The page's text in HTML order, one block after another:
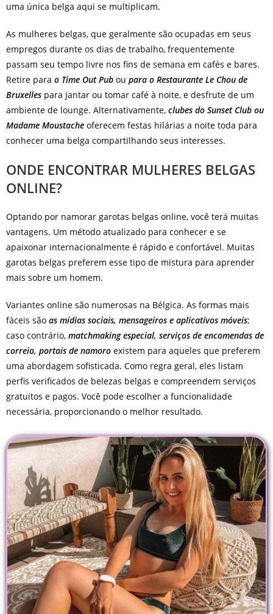
uma única belga aqui se multiplicam.
As mulheres belgas, que geralmente são ocupadas em seus
empregos durante os dias de trabalho, frequentemente
passam seu tempo livre nos fins de semana em cafés e bares.
Retire para o Time Out Pubou para o Restaurante Le Chou de
Bruxellespara jantar ou tomar café à noite, e desfrute de um
ambiente de lounge. Alternativamente, clubes do Sunset Club ou
Madame Moustacheoferecem festas hilárias a noite toda para
conhecer uma belga compartilhando seus interesses.
ONDE ENCONTRAR MULHERES BELGAS
ONLINE?
Optando por namorar garotas belgas online, você terá muitas
vantagens. Um método atualizado para conhecer e se
apaixonar internacionalmente é rápido e confortável. Muitas
garotas belgas preferem esse tipo de mistura para aprender
mais sobre um homem.
Variantes online são numerosas na Bélgica. As formas mais
fáceis são as mídias sociais, mensageiros e aplicativos móveis;
caso contrário, matchmaking especial, serviços de encomendas de
correio, portais de namoro existem para aqueles que preferem
uma abordagem sofisticada. Como regra geral, eles listam
perfis verificados de belezas belgas e compreendem serviços
gratuitos e pagos. Você pode escolher a funcionalidade
necessária, proporcionando o melhor resultado.